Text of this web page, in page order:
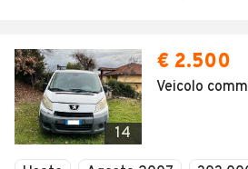
Moto
Camper
Veicoli Commerciali
Concessionari